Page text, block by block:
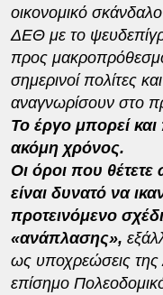
οικονομικό
ΔΕΘ με το
προς
σημερινοί πολίτες
αναγνωρίσουν στο
Το έργο μπορεί
ακόμη χρόνος.
Οι όροι που
είναι δυνατό να
προτεινόμενο
«ανάπλασης»,
ως υποχρεώσεις
επίσημο